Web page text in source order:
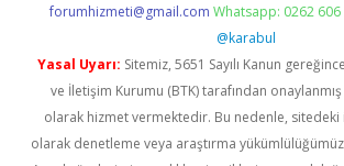
forumhizmeti@gmail.com Whatsapp: 0262 606
@karabul
Yasal Uyarı: Sitemiz, 5651 Sayılı Kanun
ve İletişim Kurumu (BTK) tarafından onaylanmış
olarak hizmet vermektedir. Bu nedenle,
olarak denetleme veya araştırma